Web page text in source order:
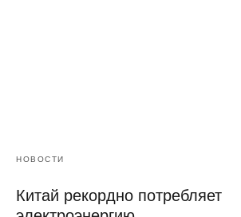
НОВОСТИ
Китай рекордно потребляет